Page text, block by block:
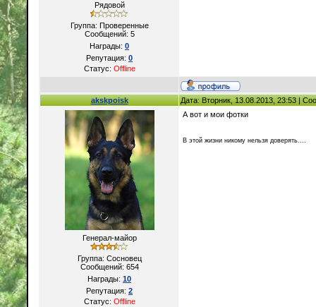
Рядовой
Группа: Проверенные
Сообщений: 5
Награды: 0
Репутация: 0
Статус: Offline
akskpoisk Дата: Вторник, 13.08.2013, 23:53 |
Генерал-майор
Группа: Сосновец
Сообщений: 654
Награды: 10
Репутация: 2
Статус: Offline
А вот и мои фотки
В этой жизни никому нельзя доверять....